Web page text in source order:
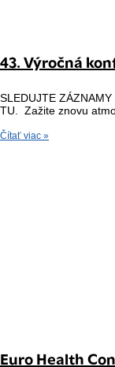
43. Výročná
SLEDUJTE
TU. Zažite znovu
Čítať viac »
Euro Health